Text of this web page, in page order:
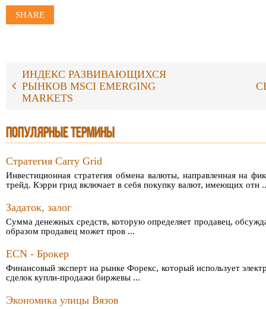
SHARE
ИНДЕКС РАЗВИВАЮЩИХСЯ
РЫНКОВ MSCI EMERGING
MARKETS
ПОПУЛЯРНЫЕ ТЕРМИНЫ
Стратегия Carry Grid
Инвестиционная стратегия обмена валюты, направленная на
трейд. Кэрри грид включает в себя покупку валют, имеющих отн
Задаток, залог
Сумма денежных средств, которую определяет продавец,
образом продавец может пров ...
ECN - Брокер
Финансовый эксперт на рынке Форекс, который использует
сделок купли-продажи биржевы ...
Экономика улицы Вязов